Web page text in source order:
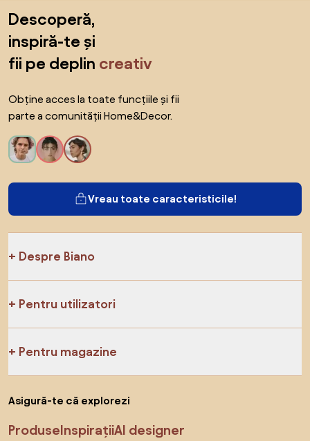
Descoperă,
inspiră-te și
fii pe deplin creativ
Obține acces la toate funcțiile și fii
parte a comunității Home&Decor.
Vreau toate caracteristicile!
Despre Biano
Pentru utilizatori
Pentru magazine
Asigură-te că explorezi
ProduseInspirațiiAI designer